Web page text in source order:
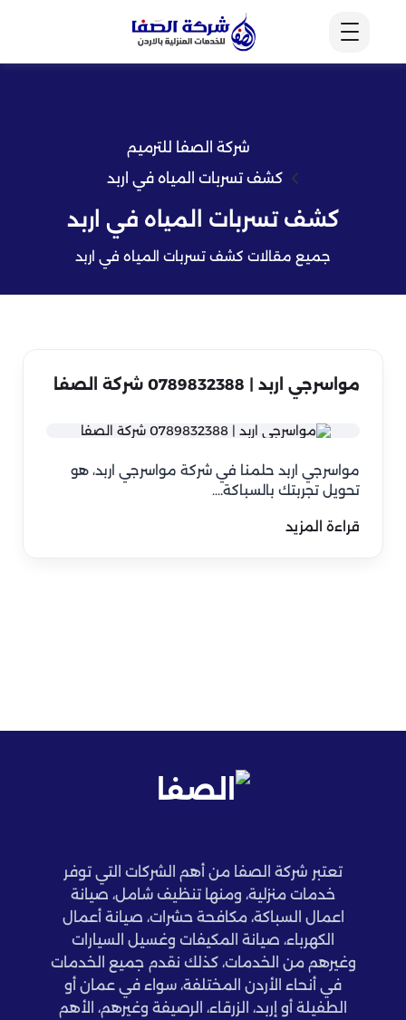
شركة الصفا للترميم
كشف تسربات المياه في اربد
كشف تسربات المياه في اربد
جميع مقالات كشف تسربات المياه في اربد
مواسرجي اربد | 0789832388 شركة الصفا
مواسرجي اربد حلمنا في شركة مواسرجي اربد، هو
تحويل تجربتك بالسباكة.…
قراءة المزيد
تعتبر شركة الصفا من أهم الشركات التي توفر
خدمات منزلية، ومنها تنظيف شامل، صيانة
اعمال السباكة، مكافحة حشرات، صيانة أعمال
الكهرباء، صيانة المكيفات وغسيل السيارات
وغيرهم من الخدمات، كذلك نقدم جميع الخدمات
في أنحاء الأردن المختلفة، سواء في عمان أو
الطفيلة أو إربد، الزرقاء، الرصيفة وغيرهم، الأهم